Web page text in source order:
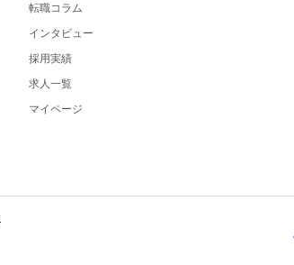
転職コラム
インタビュー
採用実績
求人一覧
マイページ